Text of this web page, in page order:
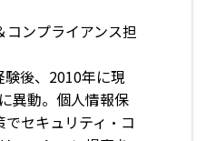
コンプライアンス担
後、 2010年に現
異動。個人情報保
でセキュリティ・コ